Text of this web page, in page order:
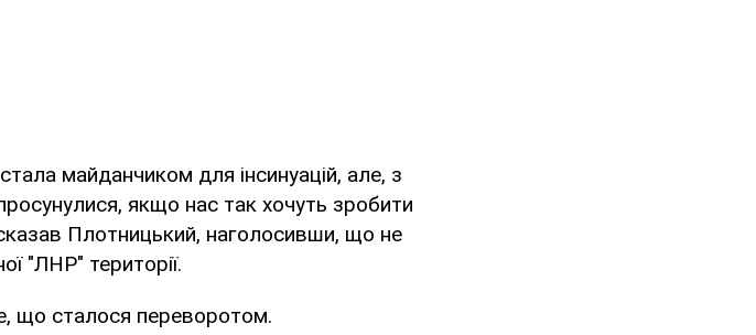
майданчиком для інсинуацій, але, з
якщо нас так хочуть зробити
Плотницький, наголосивши, що не
"ЛНР" території.
що сталося переворотом.